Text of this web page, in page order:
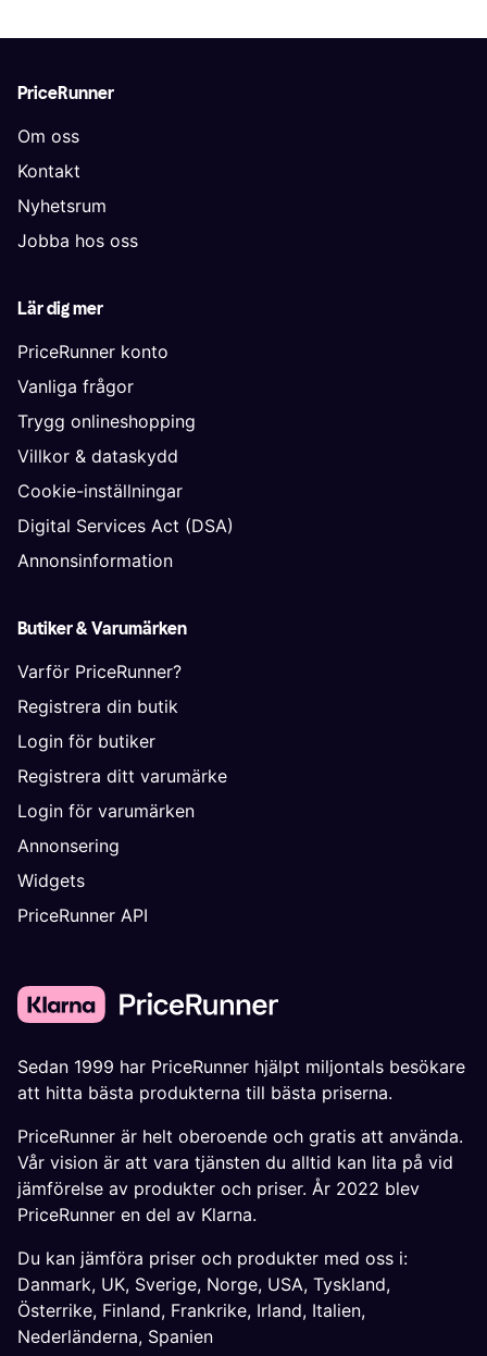
PriceRunner
Om oss
Kontakt
Nyhetsrum
Jobba hos oss
Lär dig mer
PriceRunner konto
Vanliga frågor
Trygg onlineshopping
Villkor & dataskydd
Cookie-inställningar
Digital Services Act (DSA)
Annonsinformation
Butiker & Varumärken
Varför PriceRunner?
Registrera din butik
Login för butiker
Registrera ditt varumärke
Login för varumärken
Annonsering
Widgets
PriceRunner API
Sedan 1999 har PriceRunner hjälpt miljontals besökare
att hitta bästa produkterna till bästa priserna.
PriceRunner är helt oberoende och gratis att använda.
Vår vision är att vara tjänsten du alltid kan lita på vid
jämförelse av produkter och priser. År 2022 blev
PriceRunner en del av Klarna.
Du kan jämföra priser och produkter med oss i:
Danmark, UK, Sverige, Norge, USA, Tyskland,
Österrike, Finland, Frankrike, Irland, Italien,
Nederländerna, Spanien